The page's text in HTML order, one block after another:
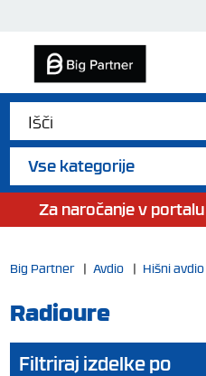
Vse kategorije
Za naročanje v
Big Partner | Avdio | Hišni avdio
Radioure
Filtriraj izdelke po